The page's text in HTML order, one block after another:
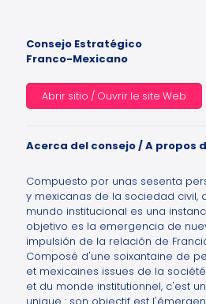
Consejo Estratégico
Franco-Mexicano
Abrir sitio / Ouvrir le site Web
Acerca del consejo / A propos
Compuesto por unas sesenta
y mexicanas de la sociedad civil,
mundo institucional es una
objetivo es la emergencia de
impulsión de la relación de
Composé d'une soixantaine de
et mexicaines issues de la
et du monde institutionnel, c'est